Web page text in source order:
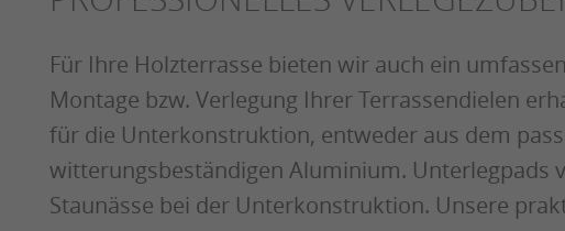
Für Ihre Holzterrasse bieten wir auch ein
Montage bzw. Verlegung Ihrer Terrassendielen
für die Unterkonstruktion, entweder aus dem
witterungsbeständigen Aluminium. Unterlegpads
Staunässe bei der Unterkonstruktion. Unsere